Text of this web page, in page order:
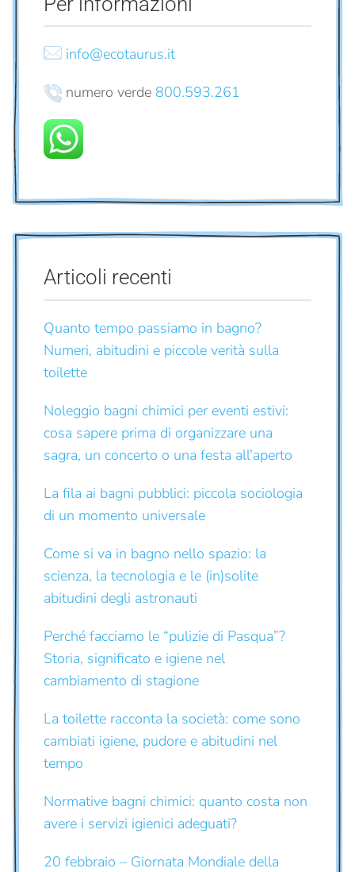
info@ecotaurus.it
numero verde 800.593.261
Articoli recenti
Quanto tempo passiamo in bagno?
Numeri, abitudini e piccole verità sulla
toilette
Noleggio bagni chimici per eventi estivi:
cosa sapere prima di organizzare una
sagra, un concerto o una festa all’aperto
La fila ai bagni pubblici: piccola sociologia
di un momento universale
Come si va in bagno nello spazio: la
scienza, la tecnologia e le (in)solite
abitudini degli astronauti
Perché facciamo le “pulizie di Pasqua”?
Storia, significato e igiene nel
cambiamento di stagione
La toilette racconta la società: come sono
cambiati igiene, pudore e abitudini nel
tempo
Normative bagni chimici: quanto costa non
avere i servizi igienici adeguati?
20 febbraio – Giornata Mondiale della